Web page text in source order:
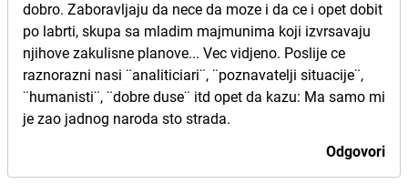
dobro. Zaboravljaju da nece da moze i da ce i opet dobit
po labrti, skupa sa mladim majmunima koji izvrsavaju
njihove zakulisne planove... Vec vidjeno. Poslije ce
raznorazni nasi ¨analiticiari¨, ¨poznavatelji situacije¨,
¨humanisti¨, ¨dobre duse¨ itd opet da kazu: Ma samo mi
je zao jadnog naroda sto strada.
Odgovori